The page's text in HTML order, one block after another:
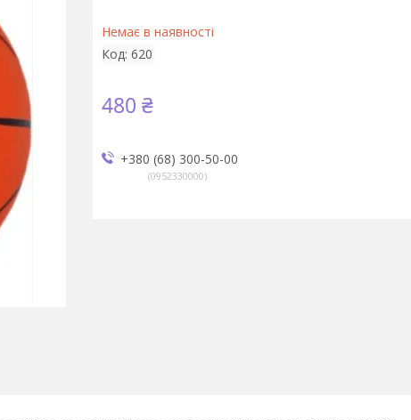
Немає в наявності
Код: 620
480 ₴
+380 (68) 300-50-00
0952330000